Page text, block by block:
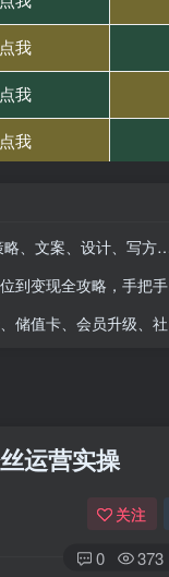
计、写方案、提案等实战内容
攻略，手把手教你掌握变现技巧
员升级、社群营销及库存清理等
运营实操
关注
0 373